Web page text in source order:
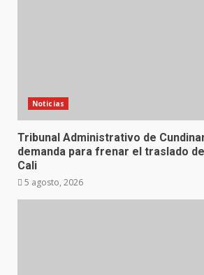
Noticias
Tribunal Administrativo de
demanda para frenar el traslado
Cali
5 agosto, 2026